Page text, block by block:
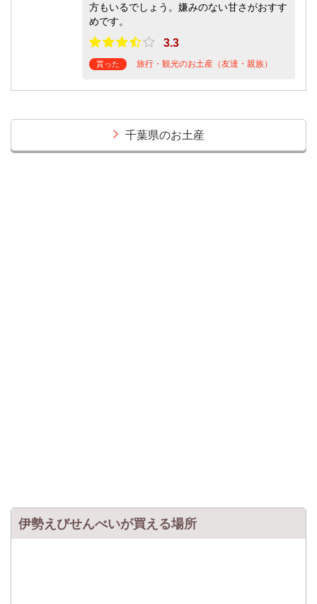
方もいるでしょう。嫌みのない甘さがおすす
めです。
3.3
貰った 旅行・観光のお土産（友達・親族）
千葉県のお土産
伊勢えびせんべいが買える場所